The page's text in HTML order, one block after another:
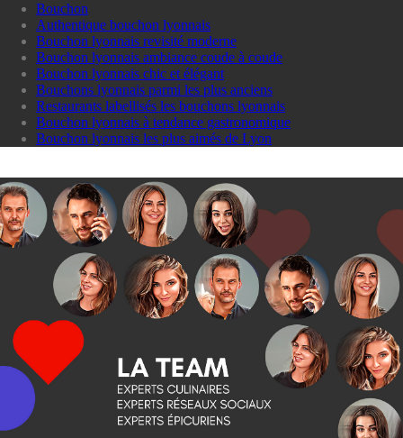
Bouchon
Authentique bouchon lyonnais
Bouchon lyonnais revisité moderne
Bouchon lyonnais ambiance coude à coude
Bouchon lyonnais chic et élégant
Bouchons lyonnais parmi les plus anciens
Restaurants labellisés les bouchons lyonnais
Bouchon lyonnais à tendance gastronomique
Bouchon lyonnais les plus aimés de Lyon